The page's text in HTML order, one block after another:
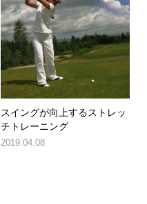
スイングが向上するストレッ
チトレーニング
2019.04.08